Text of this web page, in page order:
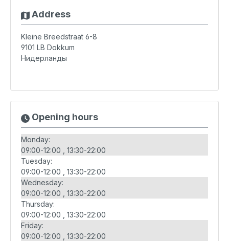
Address
Kleine Breedstraat 6-8
9101 LB Dokkum
Нидерланды
Opening hours
Monday:
09:00-12:00
13:30-22:00
Tuesday:
09:00-12:00
13:30-22:00
Wednesday:
09:00-12:00
13:30-22:00
Thursday:
09:00-12:00
13:30-22:00
Friday:
09:00-12:00
13:30-22:00